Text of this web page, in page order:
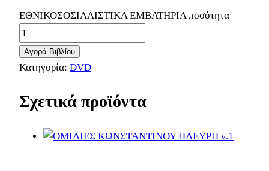
ΕΘΝΙΚΟΣΟΣΙΑΛΙΣΤΙΚΑ ΕΜΒΑΤΗΡΙΑ ποσότητα
Αγορά Βιβλίου
Κατηγορία: DVD
Σχετικά προϊόντα